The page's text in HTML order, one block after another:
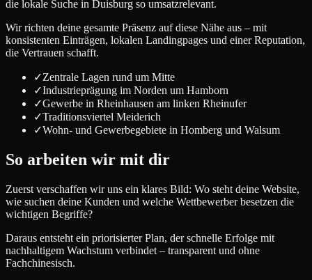
die lokale Suche in Duisburg so umsatzrelevant.
Wir richten deine gesamte Präsenz auf diese Nähe aus – mit
konsistenten Einträgen, lokalen Landingpages und einer Reputation,
die Vertrauen schafft.
✓Zentrale Lagen rund um Mitte
✓Industrieprägung im Norden um Hamborn
✓Gewerbe in Rheinhausen am linken Rheinufer
✓Traditionsviertel Meiderich
✓Wohn- und Gewerbegebiete in Homberg und Walsum
So arbeiten wir mit dir
Zuerst verschaffen wir uns ein klares Bild: Wo steht deine Website,
wie suchen deine Kunden und welche Wettbewerber besetzen die
wichtigen Begriffe?
Daraus entsteht ein priorisierter Plan, der schnelle Erfolge mit
nachhaltigem Wachstum verbindet – transparent und ohne
Fachchinesisch.